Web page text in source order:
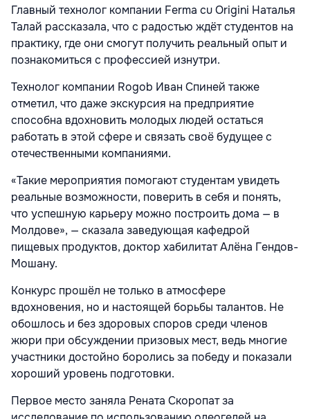
Главный технолог компании Ferma cu Origini Наталья
Талай рассказала, что с радостью ждёт студентов на
практику, где они смогут получить реальный опыт и
познакомиться с профессией изнутри.
Технолог компании Rogob Иван Спиней также
отметил, что даже экскурсия на предприятие
способна вдохновить молодых людей остаться
работать в этой сфере и связать своё будущее с
отечественными компаниями.
«Такие мероприятия помогают студентам увидеть
реальные возможности, поверить в себя и понять,
что успешную карьеру можно построить дома — в
Молдове», — сказала заведующая кафедрой
пищевых продуктов, доктор хабилитат Алёна Гендов-
Мошану.
Конкурс прошёл не только в атмосфере
вдохновения, но и настоящей борьбы талантов. Не
обошлось и без здоровых споров среди членов
жюри при обсуждении призовых мест, ведь многие
участники достойно боролись за победу и показали
хороший уровень подготовки.
Первое место заняла Рената Скоропат за